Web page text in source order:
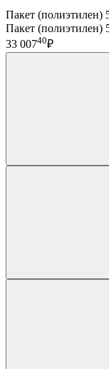
Пакет
Пакет (полиэтилен)
33 00740₽